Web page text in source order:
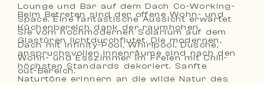
Lounge und Bar auf dem Dach Co-Working-
Space. Eine fantastische Aussicht erwartet
Sie vom hochmodernen Solarium auf dem
Dach mit Infinity-Pool, Whirlpool, Dusche,
Wohn- und Esszimmer im Freien mit Chill-
out-Bereich.
Beim Betreten sind der offene Wohn- und
Küchenbereich dank der raumhohen
Glastüren lichtdurchflutet. Die modernen,
anspruchsvollen Innenräume sind nach den
höchsten Standards dekoriert. Sanfte
Naturtöne erinnern an die wilde Natur des